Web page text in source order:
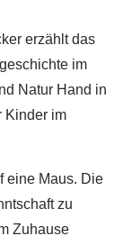
erzählt das
im
Natur Hand in
Kinder im
eine Maus. Die
zu
Zuhause